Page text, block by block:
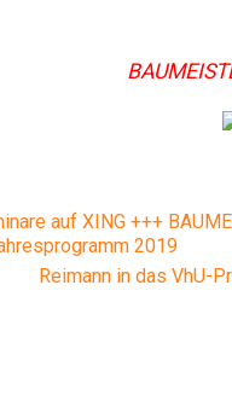
auf XING +++
2019
Reimann in das VhU-